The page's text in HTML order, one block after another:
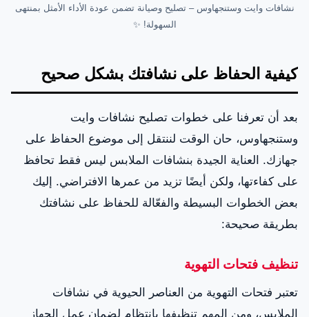
نشافات وايت وستنجهاوس – تصليح وصيانة تضمن عودة الأداء الأمثل بمنتهى
السهولة! ✨
كيفية الحفاظ على نشافتك بشكل صحيح
بعد أن تعرفنا على خطوات تصليح نشافات وايت
وستنجهاوس، حان الوقت لننتقل إلى موضوع الحفاظ على
جهازك. العناية الجيدة بنشافات الملابس ليس فقط تحافظ
على كفاءتها، ولكن أيضًا تزيد من عمرها الافتراضي. إليك
بعض الخطوات البسيطة والفعّالة للحفاظ على نشافتك
بطريقة صحيحة:
تنظيف فتحات التهوية
تعتبر فتحات التهوية من العناصر الحيوية في نشافات
الملابس، ومن المهم تنظيفها بانتظام لضمان عمل الجهاز